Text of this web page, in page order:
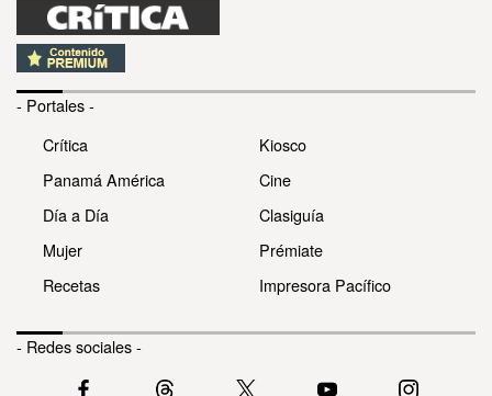
- Portales -
Crítica
Panamá América
Día a Día
Mujer
Recetas
Kiosco
Cine
Clasiguía
Prémiate
Impresora Pacífico
- Redes sociales -